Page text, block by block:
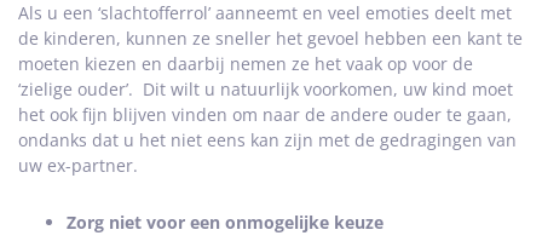
Als u een ‘slachtofferrol’ aanneemt en veel emoties deelt met
de kinderen, kunnen ze sneller het gevoel hebben een kant te
moeten kiezen en daarbij nemen ze het vaak op voor de
‘zielige ouder’. Dit wilt u natuurlijk voorkomen, uw kind moet
het ook fijn blijven vinden om naar de andere ouder te gaan,
ondanks dat u het niet eens kan zijn met de gedragingen van
uw ex-partner.
Zorg niet voor een onmogelijke keuze